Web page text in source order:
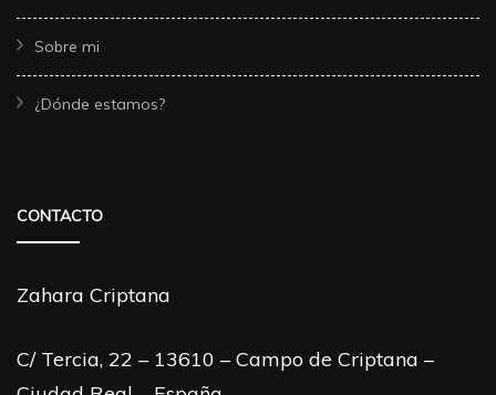
Sobre mi
¿Dónde estamos?
CONTACTO
Zahara Criptana
C/ Tercia, 22 – 13610 – Campo de Criptana –